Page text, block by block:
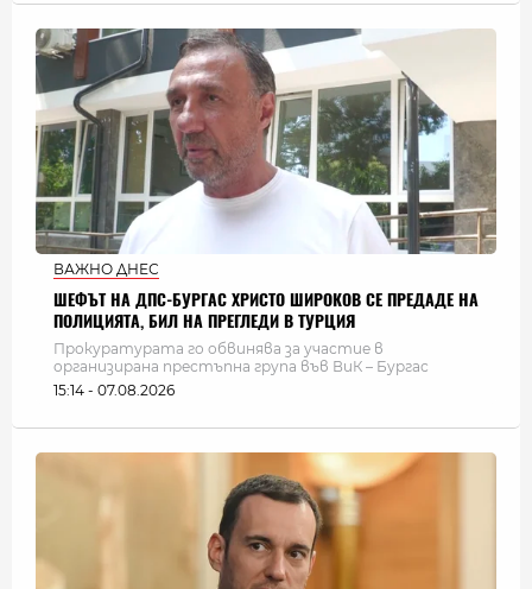
ВАЖНО ДНЕС
ШЕФЪТ НА ДПС-БУРГАС ХРИСТО ШИРОКОВ СЕ ПРЕДАДЕ НА
ПОЛИЦИЯТА, БИЛ НА ПРЕГЛЕДИ В ТУРЦИЯ
Прокуратурата го обвинява за участие в
организирана престъпна група във ВиК – Бургас
15:14 - 07.08.2026